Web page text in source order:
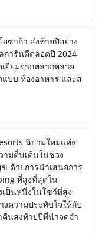
ซาก้า ส่งท้ายปีอย่าง
การันตีตลอดปี 2024
ยี่ยมจากหลากหลาย
แบบ ห้องอาหาร และส
นิยามใหม่แห่ง
ามตื่นเต้นในช่วง
ด้วยการนำเสนอการ
ที่สูงที่สุดใน
เป็นหนึ่งในโชว์ที่สูง
งความประทับใจให้กับ
คืนส่งท้ายปีที่น่าจดจำ